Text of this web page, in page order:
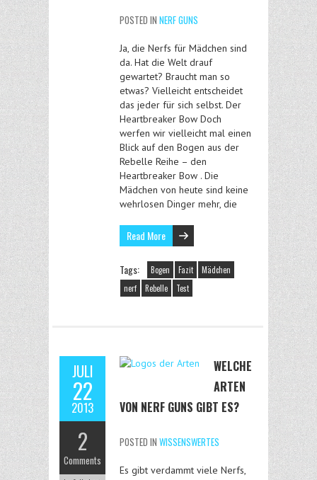
POSTED IN NERF GUNS
Ja, die Nerfs für Mädchen sind
da. Hat die Welt drauf
gewartet? Braucht man so
etwas? Vielleicht entscheidet
das jeder für sich selbst. Der
Heartbreaker Bow Doch
werfen wir vielleicht mal einen
Blick auf den Bogen aus der
Rebelle Reihe – den
Heartbreaker Bow . Die
Mädchen von heute sind keine
wehrlosen Dinger mehr, die
Read More
Tags: Bogen Fazit
Mädchen
nerf
Rebelle Test
JULI
22
2013
2
Comments
WELCHE
ARTEN
VON NERF GUNS GIBT ES?
POSTED IN WISSENSWERTES
Es gibt verdammt viele Nerfs,